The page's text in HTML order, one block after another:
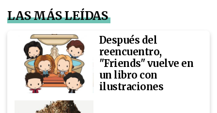
LAS MÁS LEÍDAS
Después del
reencuentro,
"Friends" vuelve en
un libro con
ilustraciones